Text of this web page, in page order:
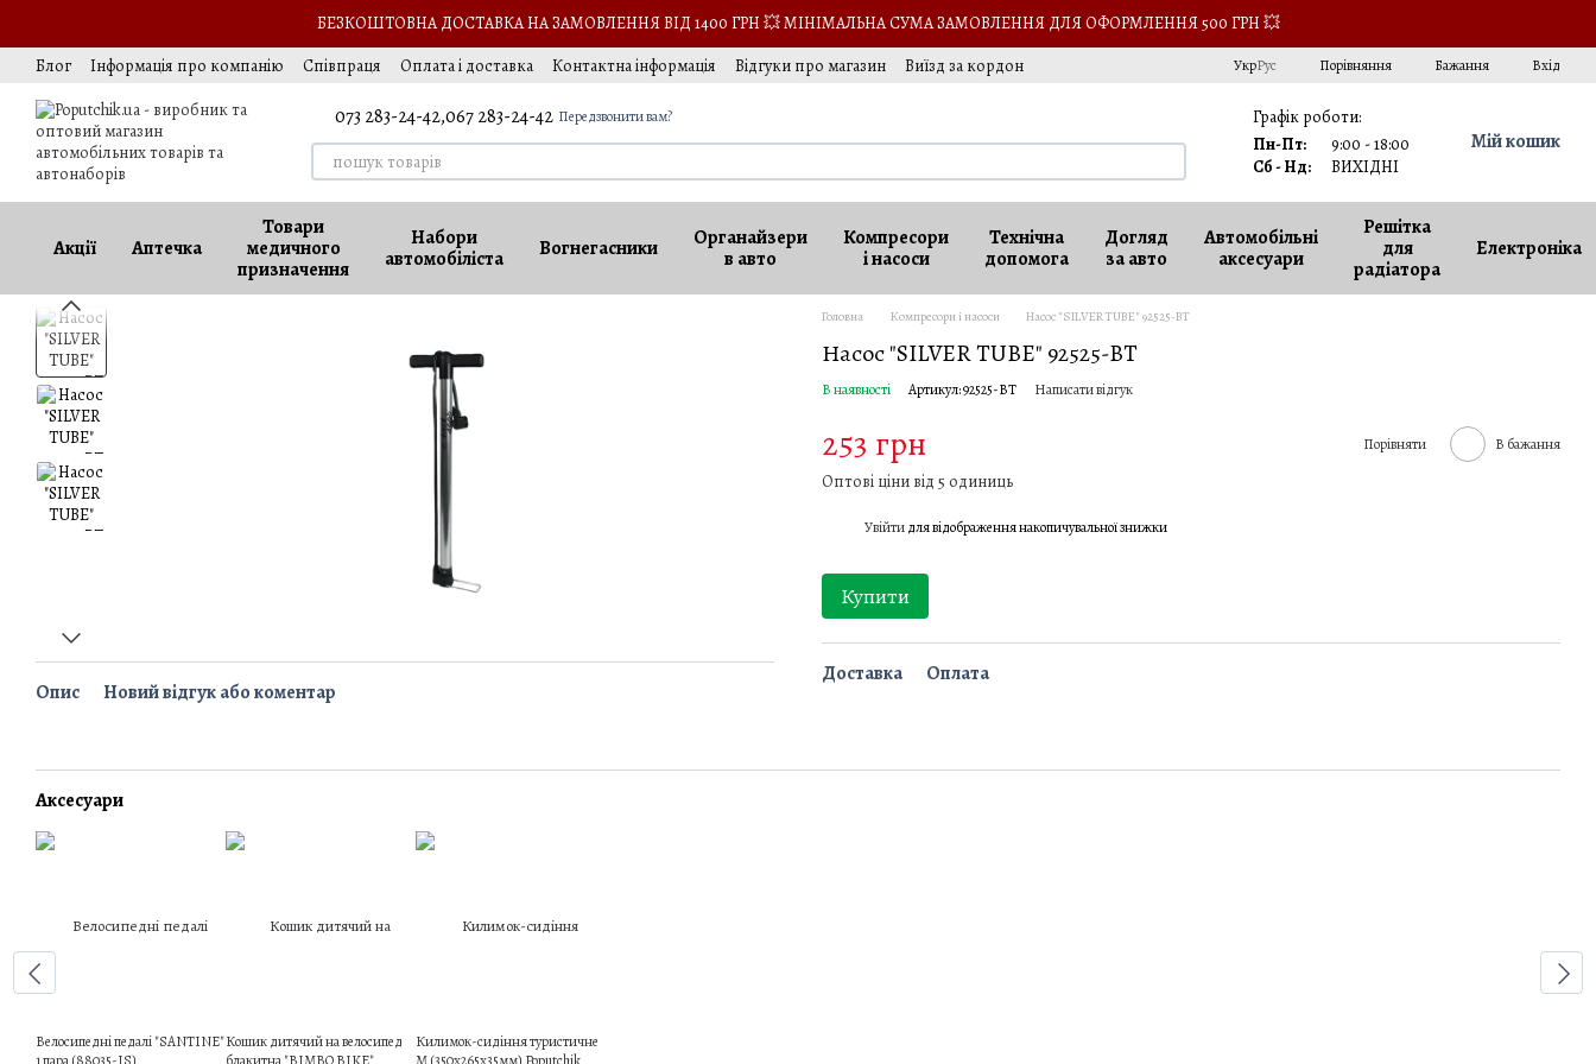
БЕЗКОШТОВНА ДОСТАВКА НА ЗАМОВЛЕННЯ ВІД 1400 ГРН 💥 МІНІМАЛЬНА СУМА ЗАМОВЛЕННЯ ДЛЯ ОФОРМЛЕННЯ 500 ГРН 💥
Блог
Інформація про компанію Співпраця Оплата і доставка Контактна інформація Відгуки про магазин
Виїзд за кордон
УкрРус Порівняння Бажання Вхід
073 283-24-42,067 283-24-42 Передзвонити вам?
Графік роботи:
Пн-Пт:
9:00 - 18:00
Сб - Нд:
ВИХІДНІ
Мій кошик
Акції Аптечка
Товари
медичного
призначення
Набори
автомобіліста
Вогнегасники
Органайзери
в авто
Компресори
і насоси
Технічна
допомога
Догляд
за авто
Автомобільні
аксесуари
Решітка
для
радіатора
Електроніка
Опис Новий відгук або коментар
Головна Компресори і насоси Насос "SILVER TUBE" 92525-BT
Насос "SILVER TUBE" 92525-BT
В наявності Артикул: 92525-BT Написати відгук
253 грн Порівняти В бажання
Оптові ціни від 5 одиниць
Увійтидля відображення накопичувальної знижки
Купити
Доставка Оплата
Аксесуари
Велосипедні педалі "SANTINE"
1 пара (88035-IS)
Кошик дитячий на велосипед
блакитна "BIMBO BIKE"
Килимок-сидіння туристичне
M (350х265х35мм) Poputchik